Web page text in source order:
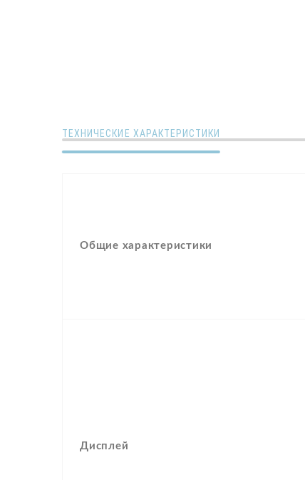
ТЕХНИЧЕСКИЕ ХАРАКТЕРИСТИКИ
Общие характеристики
Дисплей